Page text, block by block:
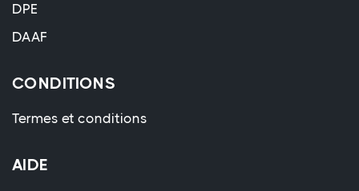
DPE
DAAF
CONDITIONS
Termes et conditions
AIDE